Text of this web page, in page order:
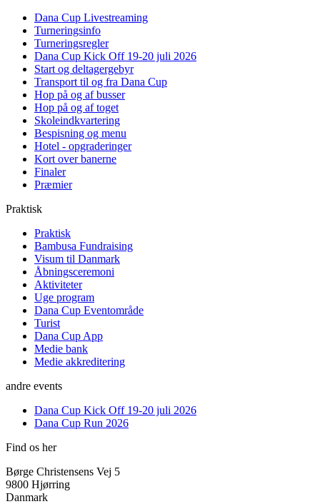
Dana Cup Livestreaming
Turneringsinfo
Turneringsregler
Dana Cup Kick Off 19-20 juli 2026
Start og deltagergebyr
Transport til og fra Dana Cup
Hop på og af busser
Hop på og af toget
Skoleindkvartering
Bespisning og menu
Hotel - opgraderinger
Kort over banerne
Finaler
Præmier
Praktisk
Praktisk
Bambusa Fundraising
Visum til Danmark
Åbningsceremoni
Aktiviteter
Uge program
Dana Cup Eventområde
Turist
Dana Cup App
Medie bank
Medie akkreditering
andre events
Dana Cup Kick Off 19-20 juli 2026
Dana Cup Run 2026
Find os her
Børge Christensens Vej 5
9800 Hjørring
Danmark